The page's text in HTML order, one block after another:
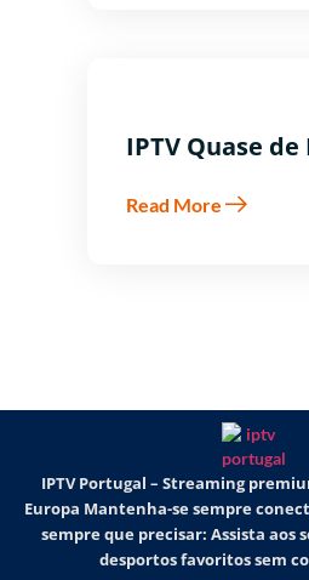
IPTV Quase
Read More
IPTV Portugal – Streaming
Europa Mantenha-se sempre
sempre que precisar: Assista aos
desportos favoritos sem